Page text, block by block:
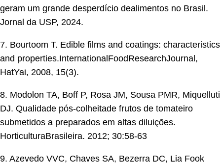
geram um grande desperdício dealimentos no Brasil.
Jornal da USP, 2024.
7. Bourtoom T. Edible films and coatings: characteristics
and properties.InternationalFoodResearchJournal,
HatYai, 2008, 15(3).
8. Modolon TA, Boff P, Rosa JM, Sousa PMR, Miquelluti
DJ. Qualidade pós-colheitade frutos de tomateiro
submetidos a preparados em altas diluições.
HorticulturaBrasileira. 2012; 30:58-63
9. Azevedo VVC, Chaves SA, Bezerra DC, Lia Fook